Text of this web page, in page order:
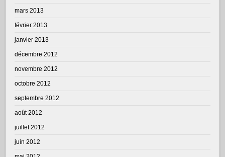
mars 2013
février 2013
janvier 2013
décembre 2012
novembre 2012
octobre 2012
septembre 2012
août 2012
juillet 2012
juin 2012